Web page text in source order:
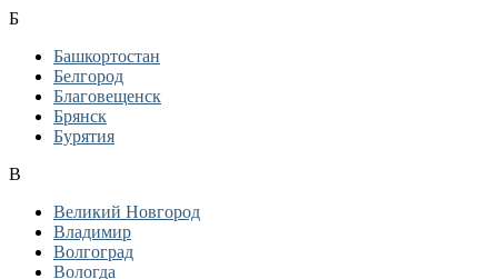
Б
Башкортостан
Белгород
Благовещенск
Брянск
Бурятия
В
Великий Новгород
Владимир
Волгоград
Вологда